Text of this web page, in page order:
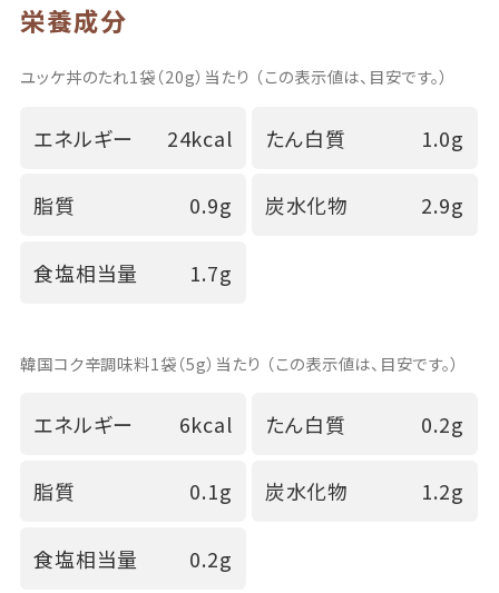
栄養成分
ユッケ丼のたれ1袋（20g）当たり （この表示値は、目安です。）
エネルギー 24kcal たん白質 1.0g
脂質 0.9g 炭水化物 2.9g
食塩相当量 1.7g
韓国コク辛調味料1袋（5g）当たり （この表示値は、目安です。）
エネルギー 6kcal たん白質 0.2g
脂質 0.1g 炭水化物 1.2g
食塩相当量 0.2g